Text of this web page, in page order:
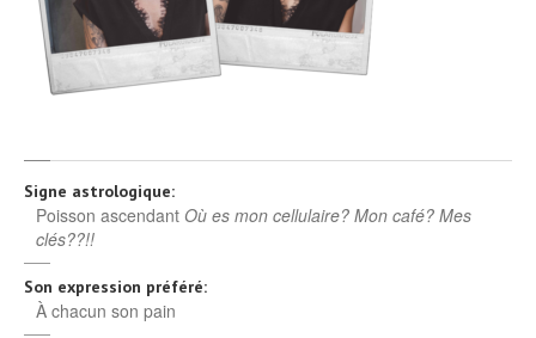
Signe astrologique:
Poisson ascendant Où es mon cellulaire? Mon café? Mes
clés??!!
Son expression préféré:
À chacun son pain